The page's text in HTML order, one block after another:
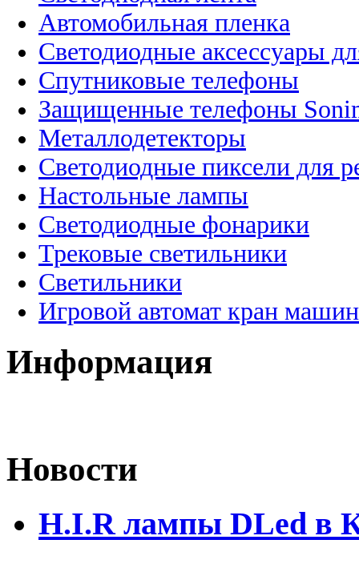
Автомобильная пленка
Светодиодные аксессуары
Спутниковые телефоны
Защищенные телефоны
Металлодетекторы
Светодиодные пиксели для
Настольные лампы
Светодиодные фонарики
Трековые светильники
Светильники
Игровой автомат кран
Информация
Новости
H.I.R лампы DLed в